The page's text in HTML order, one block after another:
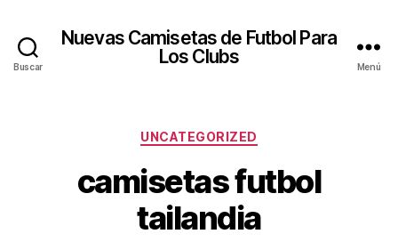
Buscar
Nuevas Camisetas de Futbol Para
Los Clubs
Menú
Categorías
UNCATEGORIZED
camisetas futbol
tailandia